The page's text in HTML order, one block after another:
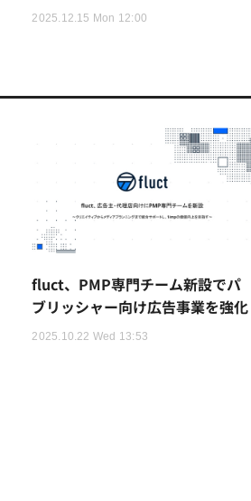
2025.12.15 Mon 12:00
fluct、PMP専門チーム新設でパ
ブリッシャー向け広告事業を強化
2025.10.22 Wed 13:53